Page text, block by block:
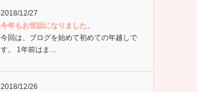
2018/12/27
今年もお世話になりました。
今回は、ブログを始めて初めての年越しで
す。 1年前はま…
2018/12/26